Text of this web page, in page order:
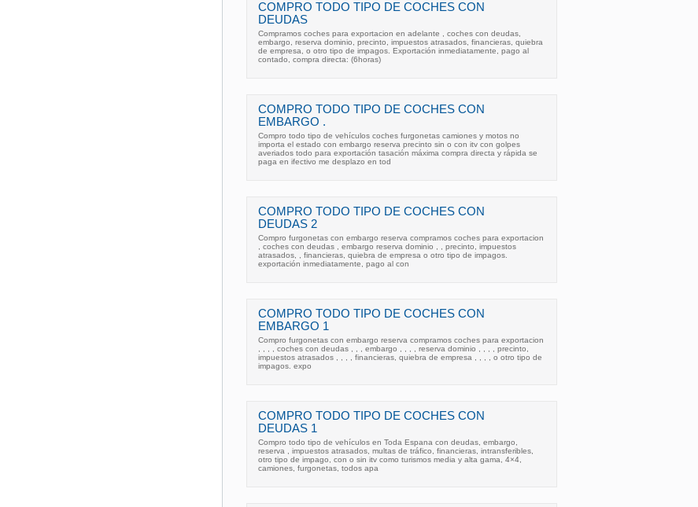
COMPRO TODO TIPO DE COCHES CON
DEUDAS
Compramos coches para exportacion en adelante , coches con deudas,
embargo, reserva dominio, precinto, impuestos atrasados, financieras, quiebra
de empresa, o otro tipo de impagos. Exportación inmediatamente, pago al
contado, compra directa: (6horas)
COMPRO TODO TIPO DE COCHES CON
EMBARGO .
Compro todo tipo de vehículos coches furgonetas camiones y motos no
importa el estado con embargo reserva precinto sin o con itv con golpes
averiados todo para exportación tasación máxima compra directa y rápida se
paga en ifectivo me desplazo en tod
COMPRO TODO TIPO DE COCHES CON
DEUDAS 2
Compro furgonetas con embargo reserva compramos coches para exportacion
, coches con deudas , embargo reserva dominio , , precinto, impuestos
atrasados, , financieras, quiebra de empresa o otro tipo de impagos.
exportación inmediatamente, pago al con
COMPRO TODO TIPO DE COCHES CON
EMBARGO 1
Compro furgonetas con embargo reserva compramos coches para exportacion
, , , , coches con deudas , , , embargo , , , , reserva dominio , , , , precinto,
impuestos atrasados , , , , financieras, quiebra de empresa , , , , o otro tipo de
impagos. expo
COMPRO TODO TIPO DE COCHES CON
DEUDAS 1
Compro todo tipo de vehículos en Toda Espana con deudas, embargo,
reserva , impuestos atrasados, multas de tráfico, financieras, intransferibles,
otro tipo de impago, con o sin itv como turismos media y alta gama, 4×4,
camiones, furgonetas, todos apa